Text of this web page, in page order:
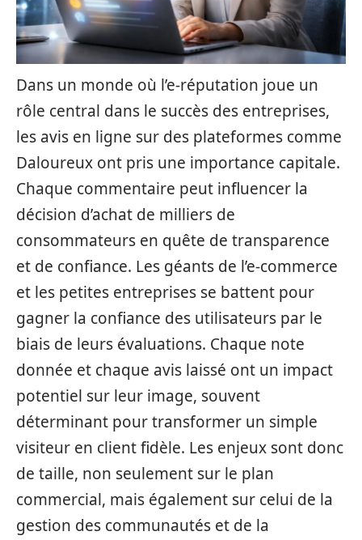
Dans un monde où l’e-réputation joue un
rôle central dans le succès des entreprises,
les avis en ligne sur des plateformes comme
Daloureux ont pris une importance capitale.
Chaque commentaire peut influencer la
décision d’achat de milliers de
consommateurs en quête de transparence
et de confiance. Les géants de l’e-commerce
et les petites entreprises se battent pour
gagner la confiance des utilisateurs par le
biais de leurs évaluations. Chaque note
donnée et chaque avis laissé ont un impact
potentiel sur leur image, souvent
déterminant pour transformer un simple
visiteur en client fidèle. Les enjeux sont donc
de taille, non seulement sur le plan
commercial, mais également sur celui de la
gestion des communautés et de la